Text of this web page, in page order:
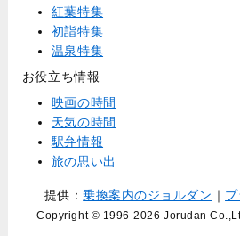
紅葉特集
初詣特集
温泉特集
お役立ち情報
映画の時間
天気の時間
駅弁情報
旅の思い出
提供：乗換案内のジョルダン ｜
Copyright © 1996-2026 Jorudan